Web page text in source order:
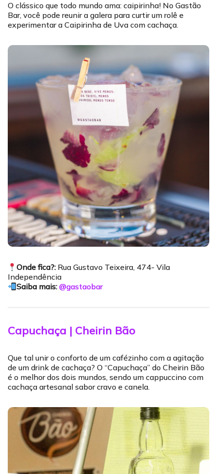
O clássico que todo mundo ama: caipirinha! No Gastão
Bar, você pode reunir a galera para curtir um rolê e
experimentar a Caipirinha de Uva com cachaça.
Onde fica?: Rua Gustavo Teixeira, 474- Vila
Independência
Saiba mais:@gastaobar
Capuchaça | Cheirin Bão
Que tal unir o conforto de um cafézinho com a agitação
de um drink de cachaça? O “Capuchaça” do Cheirin Bão
é o melhor dos dois mundos, sendo um cappuccino com
cachaça artesanal sabor cravo e canela.